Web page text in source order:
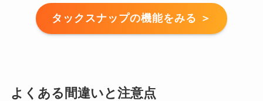
タックスナップの機能をみる ＞
よくある間違いと注意点